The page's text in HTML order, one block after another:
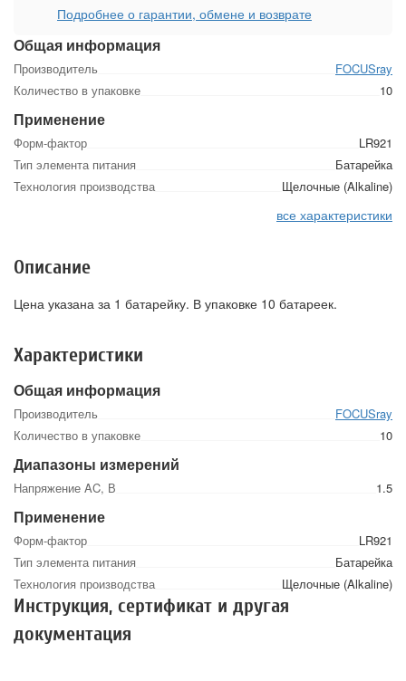
Общая информация
Производитель
FOCUSray
Количество в упаковке
10
Применение
Форм-фактор
LR921
Тип элемента питания
Батарейка
Технология производства
Щелочные (Alkaline)
все характеристики
Подробнее о гарантии, обмене и возврате
Описание
Цена указана за 1 батарейку. В упаковке 10 батареек.
Характеристики
Общая информация
Производитель
FOCUSray
Количество в упаковке
10
Диапазоны измерений
Напряжение AC, В 1.5
Применение
Форм-фактор
LR921
Тип элемента питания
Батарейка
Технология производства
Щелочные (Alkaline)
Инструкция, сертификат и другая
документация